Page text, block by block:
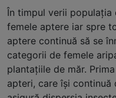
În timpul verii
femele aptere iar spre
aptere continuă să se
categorii de femele
plantaţiile de măr.
apteri, care îşi